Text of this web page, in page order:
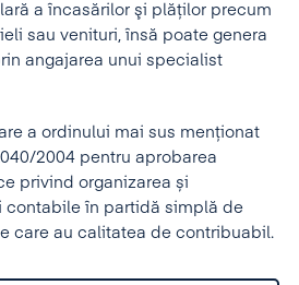
a încasărilor şi plăţilor precum
sau venituri, însă poate genera
angajarea unui specialist
a ordinului mai sus menționat
2004 pentru aprobarea
privind organizarea și
contabile în partidă simplă de
care au calitatea de contribuabil.